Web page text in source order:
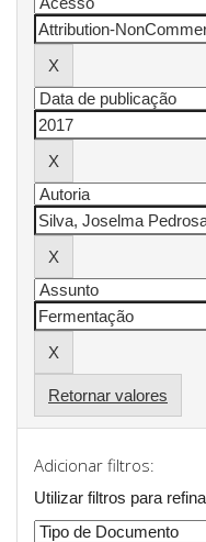
Retornar valores
Adicionar filtros:
Utilizar filtros para